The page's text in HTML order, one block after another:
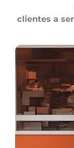
clientes a